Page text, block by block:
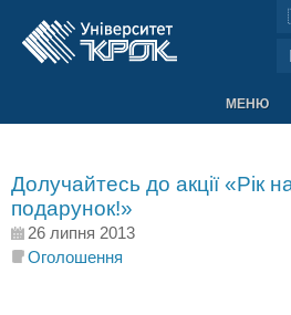
МЕНЮ
Долучайтесь до акції «Рік
подарунок!»
26 липня 2013
Оголошення